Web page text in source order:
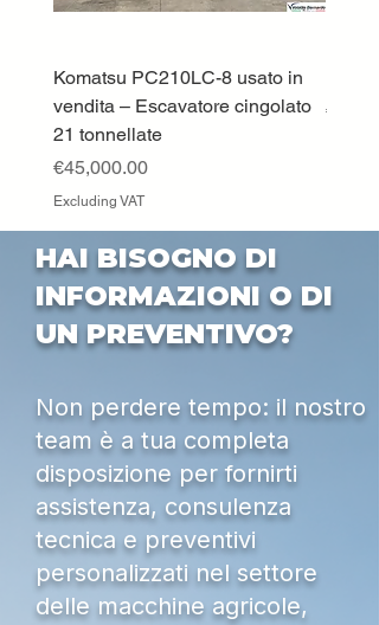
Komatsu PC210LC-8 usato in
vendita – Escavatore cingolato
21 tonnellate
Price
€45,000.00
Excluding VAT
Price
HAI BISOGNO DI
INFORMAZIONI O DI
UN PREVENTIVO?
Non perdere tempo: il nostro
team è a tua completa
disposizione per fornirti
assistenza, consulenza
tecnica e preventivi
personalizzati nel settore
delle macchine agricole,